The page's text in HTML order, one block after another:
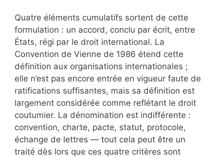
Quatre éléments cumulatifs sortent de cette
formulation : un accord, conclu par écrit, entre
États, régi par le droit international. La
Convention de Vienne de 1986 étend cette
définition aux organisations internationales ;
elle n’est pas encore entrée en vigueur faute de
ratifications suffisantes, mais sa définition est
largement considérée comme reflétant le droit
coutumier. La dénomination est indifférente :
convention, charte, pacte, statut, protocole,
échange de lettres — tout cela peut être un
traité dès lors que ces quatre critères sont